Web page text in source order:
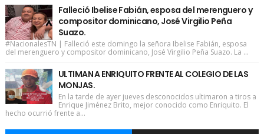
Falleció Ibelise Fabián, esposa del merenguero y
compositor dominicano, José Virgilio Peña
Suazo.
#NacionalesTN | Falleció este domingo la señora Ibelise Fabián, esposa
del merenguero y compositor dominicano, José Virgilio Peña Suazo. La ...
ULTIMAN A ENRIQUITO FRENTE AL COLEGIO DE LAS
MONJAS.
En la tarde de ayer jueves desconocidos ultimaron a tiros a
Enrique Jiménez Brito, mejor conocido como Enriquito. El
hecho ocurrió frente a...